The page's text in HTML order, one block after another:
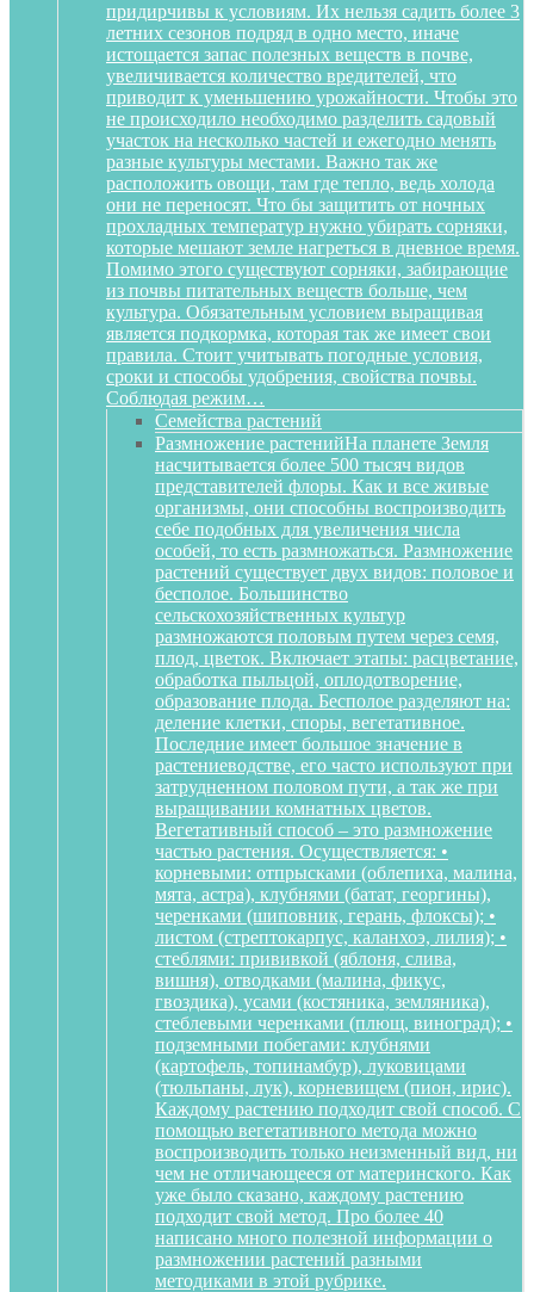
придирчивы к условиям. Их нельзя садить более 3
летних сезонов подряд в одно место, иначе
истощается запас полезных веществ в почве,
увеличивается количество вредителей, что
приводит к уменьшению урожайности. Чтобы это
не происходило необходимо разделить садовый
участок на несколько частей и ежегодно менять
разные культуры местами. Важно так же
расположить овощи, там где тепло, ведь холода
они не переносят. Что бы защитить от ночных
прохладных температур нужно убирать сорняки,
которые мешают земле нагреться в дневное время.
Помимо этого существуют сорняки, забирающие
из почвы питательных веществ больше, чем
культура. Обязательным условием выращивая
является подкормка, которая так же имеет свои
правила. Стоит учитывать погодные условия,
сроки и способы удобрения, свойства почвы.
Соблюдая режим…
Семейства растений
Размножение растенийНа планете Земля
насчитывается более 500 тысяч видов
представителей флоры. Как и все живые
организмы, они способны воспроизводить
себе подобных для увеличения числа
особей, то есть размножаться. Размножение
растений существует двух видов: половое и
бесполое. Большинство
сельскохозяйственных культур
размножаются половым путем через семя,
плод, цветок. Включает этапы: расцветание,
обработка пыльцой, оплодотворение,
образование плода. Бесполое разделяют на:
деление клетки, споры, вегетативное.
Последние имеет большое значение в
растениеводстве, его часто используют при
затрудненном половом пути, а так же при
выращивании комнатных цветов.
Вегетативный способ – это размножение
частью растения. Осуществляется: •
корневыми: отпрысками (облепиха, малина,
мята, астра), клубнями (батат, георгины),
черенками (шиповник, герань, флоксы); •
листом (стрептокарпус, каланхоэ, лилия); •
стеблями: прививкой (яблоня, слива,
вишня), отводками (малина, фикус,
гвоздика), усами (костяника, земляника),
стеблевыми черенками (плющ, виноград); •
подземными побегами: клубнями
(картофель, топинамбур), луковицами
(тюльпаны, лук), корневищем (пион, ирис).
Каждому растению подходит свой способ. С
помощью вегетативного метода можно
воспроизводить только неизменный вид, ни
чем не отличающееся от материнского. Как
уже было сказано, каждому растению
подходит свой метод. Про более 40
написано много полезной информации о
размножении растений разными
методиками в этой рубрике.